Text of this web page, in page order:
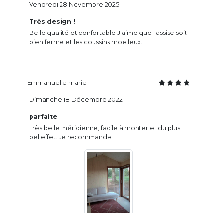
Très design !
Belle qualité et confortable J'aime que l'assise soit
bien ferme et les coussins moelleux.
Vendredi 28 Novembre 2025
Emmanuelle marie
parfaite
Très belle méridienne, facile à monter et du plus
bel effet. Je recommande.
Dimanche 18 Décembre 2022